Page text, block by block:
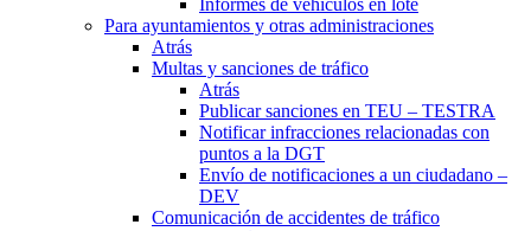
Informes de vehículos en lote
Para ayuntamientos y otras administraciones
Atrás
Multas y sanciones de tráfico
Atrás
Publicar sanciones en TEU – TESTRA
Notificar infracciones relacionadas con
puntos a la DGT
Envío de notificaciones a un ciudadano –
DEV
Comunicación de accidentes de tráfico